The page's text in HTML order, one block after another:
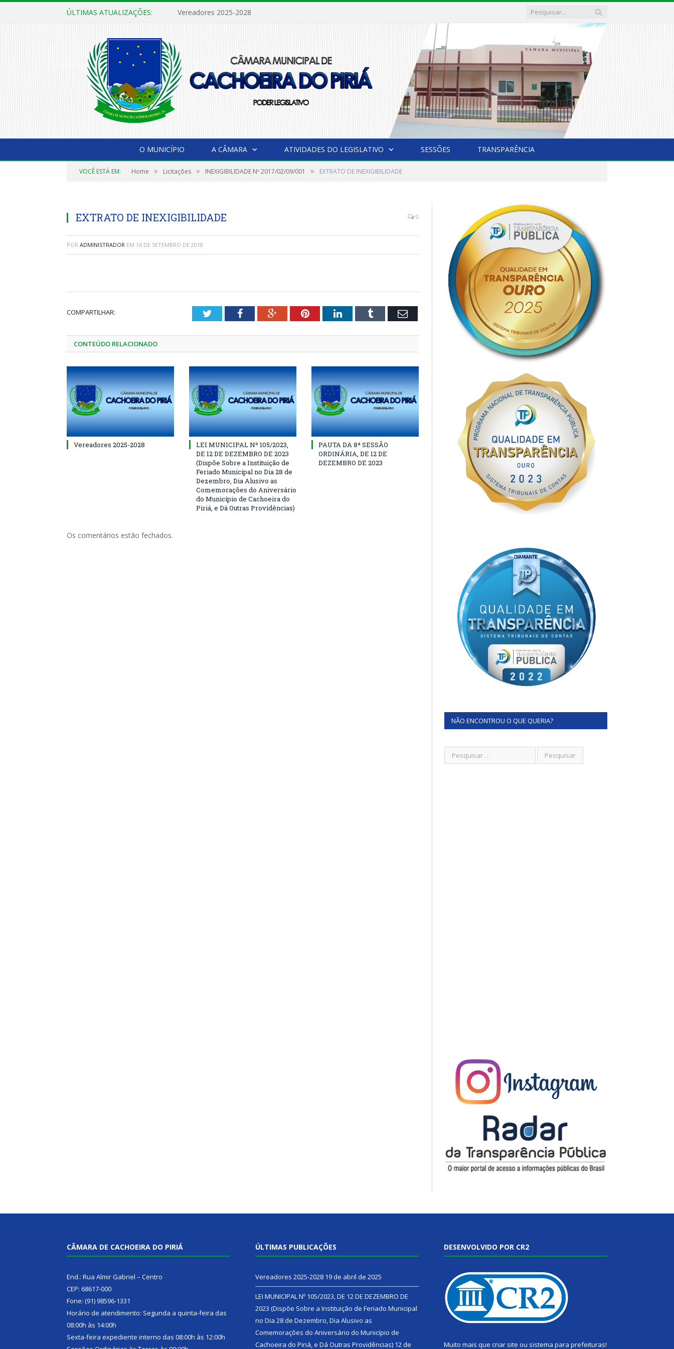
ÚLTIMAS ATUALIZAÇÕES: Vereadores 2025-2028
O MUNICÍPIO A CÂMARA ATIVIDADES DO LEGISLATIVO SESSÕES TRANSPARÊNCIA
VOCÊ ESTÁ EM: Home » Licitações » INEXIGIBILIDADE Nº 2017/02/09/001 » EXTRATO DE INEXIGIBILIDADE
EXTRATO DE INEXIGIBILIDADE 0
POR ADMINISTRADOR EM 16 DE SETEMBRO DE 2018
COMPARTILHAR: TwitterFacebookGoogle+PinterestLinkedInTumblr Email
CONTEÚDO RELACIONADO
Vereadores 2025-2028
LEI MUNICIPAL Nº 105/2023,
DE 12 DE DEZEMBRO DE 2023
(Dispõe Sobre a Instituição de
Feriado Municipal no Dia 28 de
Dezembro, Dia Alusivo as
Comemorações do Aniversário
do Município de Cachoeira do
Piriá, e Dá Outras Providências)
PAUTA DA 8ª SESSÃO
ORDINÁRIA, DE 12 DE
DEZEMBRO DE 2023
Os comentários estão fechados.
NÃO ENCONTROU O QUE QUERIA?
CÂMARA DE CACHOEIRA DO PIRIÁ
End.: Rua Almir Gabriel – Centro
CEP: 68617-000
Fone: (91) 98596-1331
Horário de atendimento: Segunda a quinta-feira das
08:00h às 14:00h
Sexta-feira expediente interno das 08:00h às 12:00h
ÚLTIMAS PUBLICAÇÕES
Vereadores 2025-2028 19 de abril de 2025
LEI MUNICIPAL Nº 105/2023, DE 12 DE DEZEMBRO DE
2023 (Dispõe Sobre a Instituição de Feriado Municipal
no Dia 28 de Dezembro, Dia Alusivo as
Comemorações do Aniversário do Município de
Cachoeira do Piriá, e Dá Outras Providências) 12 de
DESENVOLVIDO POR CR2
Muito mais que criar site ou sistema para prefeituras!